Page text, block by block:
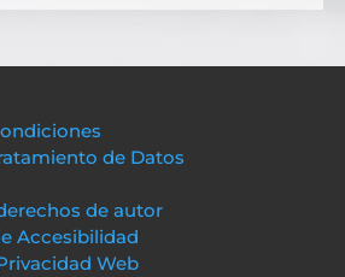
de Datos
de autor
Accesibilidad
Web